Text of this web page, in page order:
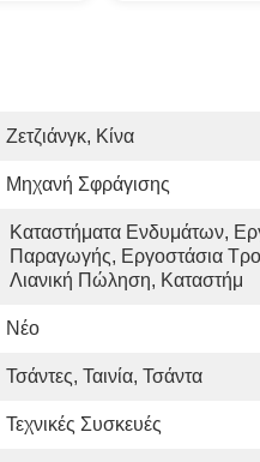
Ζετζιάνγκ, Κίνα
Μηχανή Σφράγισης
Καταστήματα Ενδυμάτων,
Παραγωγής, Εργοστάσια
Λιανική Πώληση, Καταστήμ
Νέο
Τσάντες, Ταινία, Τσάντα
Τεχνικές Συσκευές